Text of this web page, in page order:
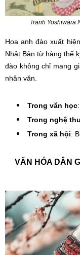
Tranh Yoshiwara
Hoa anh đào xuất
Nhật Bản từ hàng thế
đào không chỉ mang
nhân văn.
Trong văn học
Trong nghệ
Trong xã hội:
VĂN HÓA DÂN